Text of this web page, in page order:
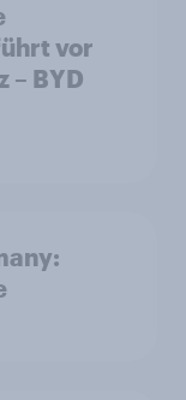
vor
– BYD